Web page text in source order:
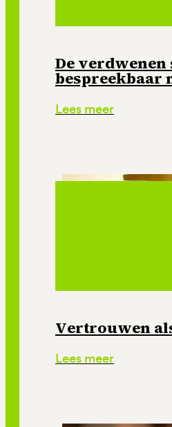
De
bespreekbaar
Lees meer
Vertrouwen
Lees meer